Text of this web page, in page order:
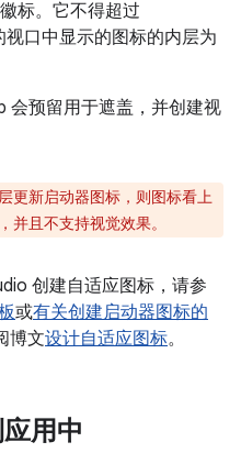
标。它不得超过
口中显示的图标的内层为
会预留用于遮盖，并创建视
更新启动器图标，则图标看上
并且不支持视觉效果。
创建自适应图标，请参
或有关创建启动器图标的
博文设计自适应图标。
用中